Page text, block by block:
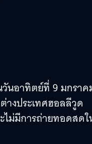
วันอาทิตย์ที่ 9 มกรา
างประเทศฮอลลีวูด
ไม่มีการถ่ายทอดสด